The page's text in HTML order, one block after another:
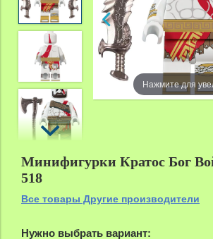
Нажмите для
Минифигурки Кратос Бог
518
Все товары Другие производители
Нужно выбрать вариант: